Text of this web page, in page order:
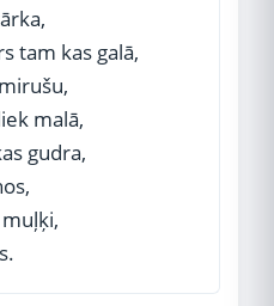
tam kas galā,
malā,
gudra,